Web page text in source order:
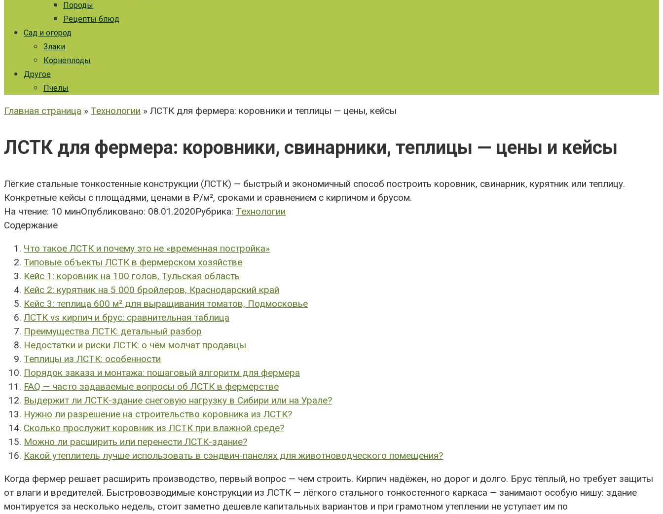
Породы
Рецепты блюд
Сад и огород
Злаки
Корнеплоды
Другое
Пчелы
Главная страница » Технологии » ЛСТК для фермера: коровники и теплицы — цены, кейсы
ЛСТК для фермера: коровники, свинарники, теплицы — цены и кейсы
Лёгкие стальные тонкостенные конструкции (ЛСТК) — быстрый и экономичный способ построить коровник, свинарник, курятник или теплицу.
Конкретные кейсы с площадями, ценами в ₽/м², сроками и сравнением с кирпичом и брусом.
На чтение: 10 минОпубликовано: 08.01.2020Рубрика: Технологии
Содержание
Что такое ЛСТК и почему это не «временная постройка»
Типовые объекты ЛСТК в фермерском хозяйстве
Кейс 1: коровник на 100 голов, Тульская область
Кейс 2: курятник на 5 000 бройлеров, Краснодарский край
Кейс 3: теплица 600 м² для выращивания томатов, Подмосковье
ЛСТК vs кирпич и брус: сравнительная таблица
Преимущества ЛСТК: детальный разбор
Недостатки и риски ЛСТК: о чём молчат продавцы
Теплицы из ЛСТК: особенности
Порядок заказа и монтажа: пошаговый алгоритм для фермера
FAQ — часто задаваемые вопросы об ЛСТК в фермерстве
Выдержит ли ЛСТК-здание снеговую нагрузку в Сибири или на Урале?
Нужно ли разрешение на строительство коровника из ЛСТК?
Сколько прослужит коровник из ЛСТК при влажной среде?
Можно ли расширить или перенести ЛСТК-здание?
Какой утеплитель лучше использовать в сэндвич-панелях для животноводческого помещения?
Когда фермер решает расширить производство, первый вопрос — чем строить. Кирпич надёжен, но дорог и долго. Брус тёплый, но требует защиты
от влаги и вредителей. Быстровозводимые конструкции из ЛСТК — лёгкого стального тонкостенного каркаса — занимают особую нишу: здание
монтируется за несколько недель, стоит заметно дешевле капитальных вариантов и при грамотном утеплении не уступает им по